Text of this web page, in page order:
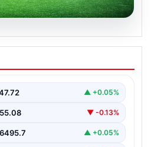
– Sturm Graz Canlı
▲ +0.05%
55.08 ▼ -0.13%
6495.7 ▲ +0.05%